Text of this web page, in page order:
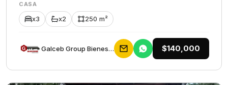
CASA
x3 x2 250 m²
Galceb Group Bienes Raices $140,000